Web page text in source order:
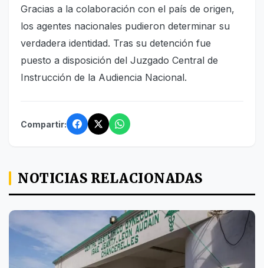
Gracias a la colaboración con el país de origen,
los agentes nacionales pudieron determinar su
verdadera identidad. Tras su detención fue
puesto a disposición del Juzgado Central de
Instrucción de la Audiencia Nacional.
Compartir:
NOTICIAS RELACIONADAS